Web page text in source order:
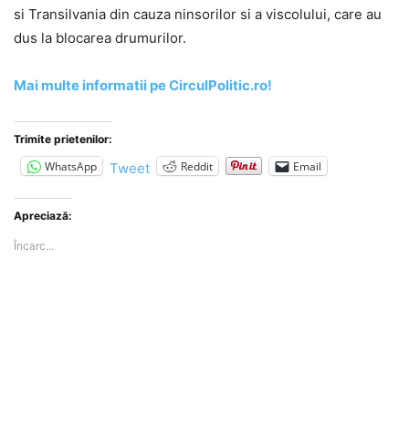
si Transilvania din cauza ninsorilor si a viscolului, care au
dus la blocarea drumurilor.
Mai multe informatii pe CirculPolitic.ro!
Trimite prietenilor:
WhatsApp Tweet Reddit Email
Apreciază:
Încarc...